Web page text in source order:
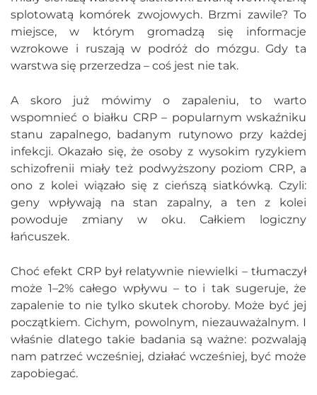
splotowatą komórek zwojowych. Brzmi zawile? To
miejsce, w którym gromadzą się informacje
wzrokowe i ruszają w podróż do mózgu. Gdy ta
warstwa się przerzedza – coś jest nie tak.
A skoro już mówimy o zapaleniu, to warto
wspomnieć o białku CRP – popularnym wskaźniku
stanu zapalnego, badanym rutynowo przy każdej
infekcji. Okazało się, że osoby z wysokim ryzykiem
schizofrenii miały też podwyższony poziom CRP, a
ono z kolei wiązało się z cieńszą siatkówką. Czyli:
geny wpływają na stan zapalny, a ten z kolei
powoduje zmiany w oku. Całkiem logiczny
łańcuszek.
Choć efekt CRP był relatywnie niewielki – tłumaczył
może 1–2% całego wpływu – to i tak sugeruje, że
zapalenie to nie tylko skutek choroby. Może być jej
początkiem. Cichym, powolnym, niezauważalnym. I
właśnie dlatego takie badania są ważne: pozwalają
nam patrzeć wcześniej, działać wcześniej, być może
zapobiegać.